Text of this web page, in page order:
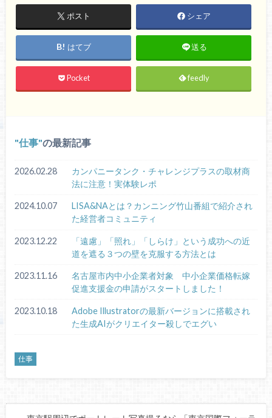
ポスト シェア
はてブ 送る
Pocket feedly
仕事 の最新記事
2026.02.28
カンパニータンク・チャレンジプラスの取材商
法に注意！実体験レポ
2024.10.07
LISA&NAとは？カンニング竹山番組で紹介され
た経営者コミュニティ
2023.12.22
「遠慮」「照れ」「しらけ」という成功への近
道を遮る３つの壁を克服する方法とは
2023.11.16
名古屋市内中小企業者対象 中小企業価格転嫁
促進支援金の申請がスタートしました！
2023.10.18
Adobe Illustratorの最新バージョンに搭載され
た生成AIがクリエイター殺しでエグい
仕事